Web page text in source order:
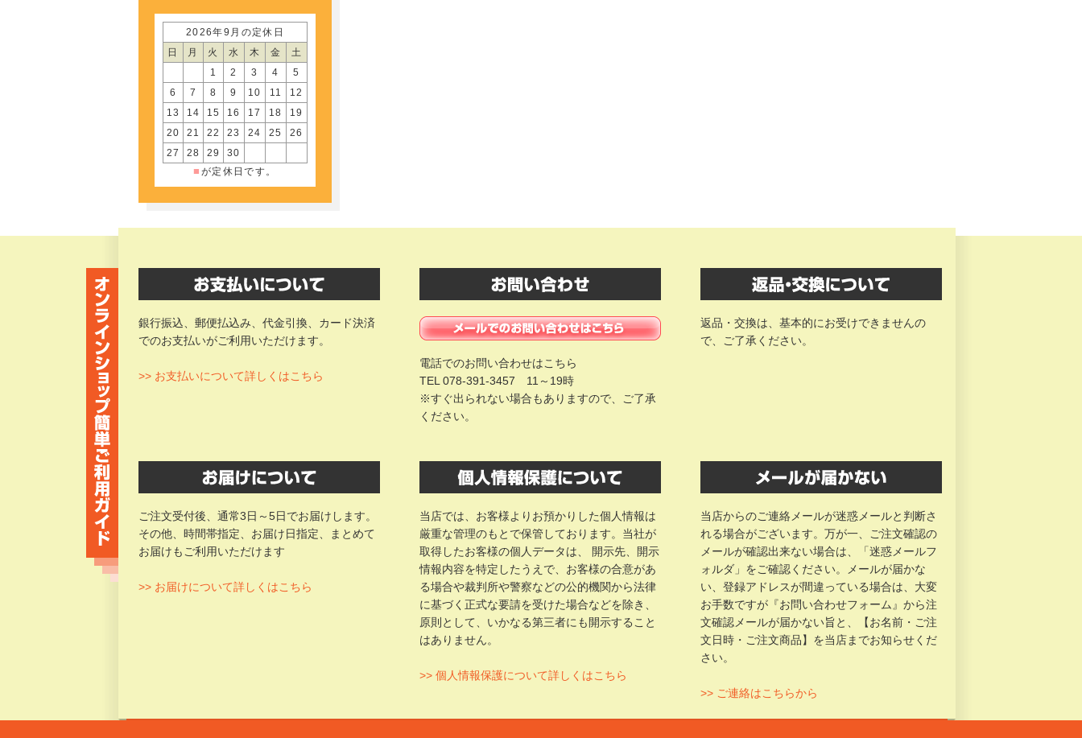
2026年9月の定休日
日
月 火 水 木 金
土
1
2 3 4
5
6
7 8 9 10 11
12
13
14 15 16 17 18
19
20
21 22 23 24 25
26
27
28 29 30
■ が定休日です。
銀行振込、郵便払込み、代金引換、カード決済
でのお支払いがご利用いただけます。
>> お支払いについて詳しくはこちら
電話でのお問い合わせはこちら
TEL 078-391-3457 11～19時
※すぐ出られない場合もありますので、ご了承
ください。
返品・交換は、基本的にお受けできませんの
で、ご了承ください。
ご注文受付後、通常3日～5日でお届けします。
その他、時間帯指定、お届け日指定、まとめて
お届けもご利用いただけます
>> お届けについて詳しくはこちら
当店では、お客様よりお預かりした個人情報は
厳重な管理のもとで保管しております。当社が
取得したお客様の個人データは、 開示先、開示
情報内容を特定したうえで、お客様の合意があ
る場合や裁判所や警察などの公的機関から法律
に基づく正式な要請を受けた場合などを除き、
原則として、いかなる第三者にも開示すること
はありません。
>> 個人情報保護について詳しくはこちら
当店からのご連絡メールが迷惑メールと判断さ
れる場合がございます。万が一、ご注文確認の
メールが確認出来ない場合は、「迷惑メールフ
ォルダ」をご確認ください。メールが届かな
い、登録アドレスが間違っている場合は、大変
お手数ですが『お問い合わせフォーム』から注
文確認メールが届かない旨と、【お名前・ご注
文日時・ご注文商品】を当店までお知らせくだ
さい。
>> ご連絡はこちらから